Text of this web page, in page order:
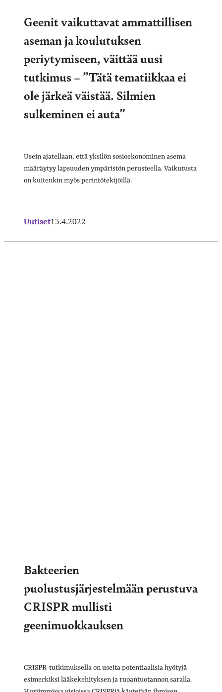
Geenit vaikuttavat ammattillisen
aseman ja koulutuksen
periytymiseen, väittää uusi
tutkimus – ”Tätä tematiikkaa ei
ole järkeä väistää. Silmien
sulkeminen ei auta”
Usein ajatellaan, että yksilön sosioekonominen asema
määräytyy lapsuuden ympäristön perusteella. Vaikutusta
on kuitenkin myös perintötekijöillä.
Uutiset13.4.2022
Bakteerien
puolustusjärjestelmään perustuva
CRISPR mullisti
geenimuokkauksen
CRISPR-tutkimuksella on useita potentiaalisia hyötyjä
esimerkiksi lääkekehityksen ja ruoantuotannon saralla.